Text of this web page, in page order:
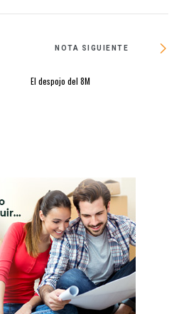
NOTA SIGUIENTE
El despojo del 8M